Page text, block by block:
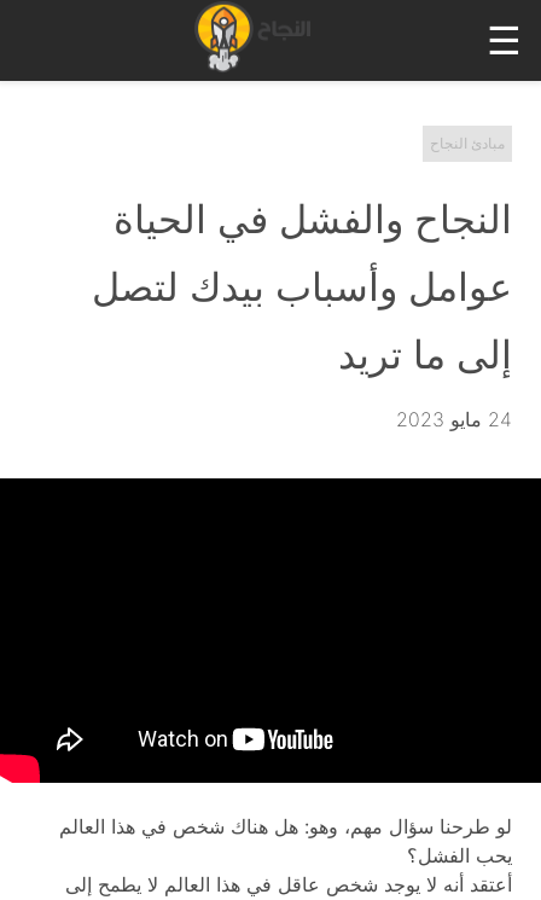
☰
مبادئ النجاح
النجاح والفشل في الحياة
عوامل وأسباب بيدك لتصل
إلى ما تريد
24 مايو 2023
لو طرحنا سؤال مهم، وهو: هل هناك شخص في هذا العالم
يحب الفشل؟
أعتقد أنه لا يوجد شخص عاقل في هذا العالم لا يطمح إلى